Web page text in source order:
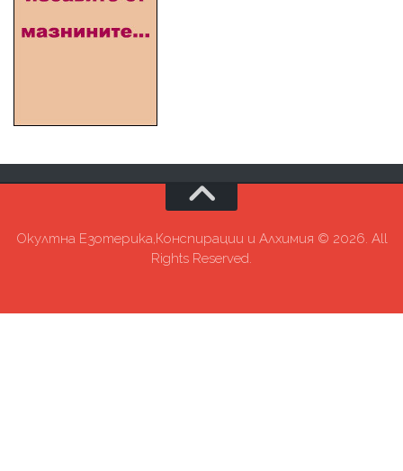
Окултна Езотерика,Конспирации и Алхимия © 2026. All
Rights Reserved.